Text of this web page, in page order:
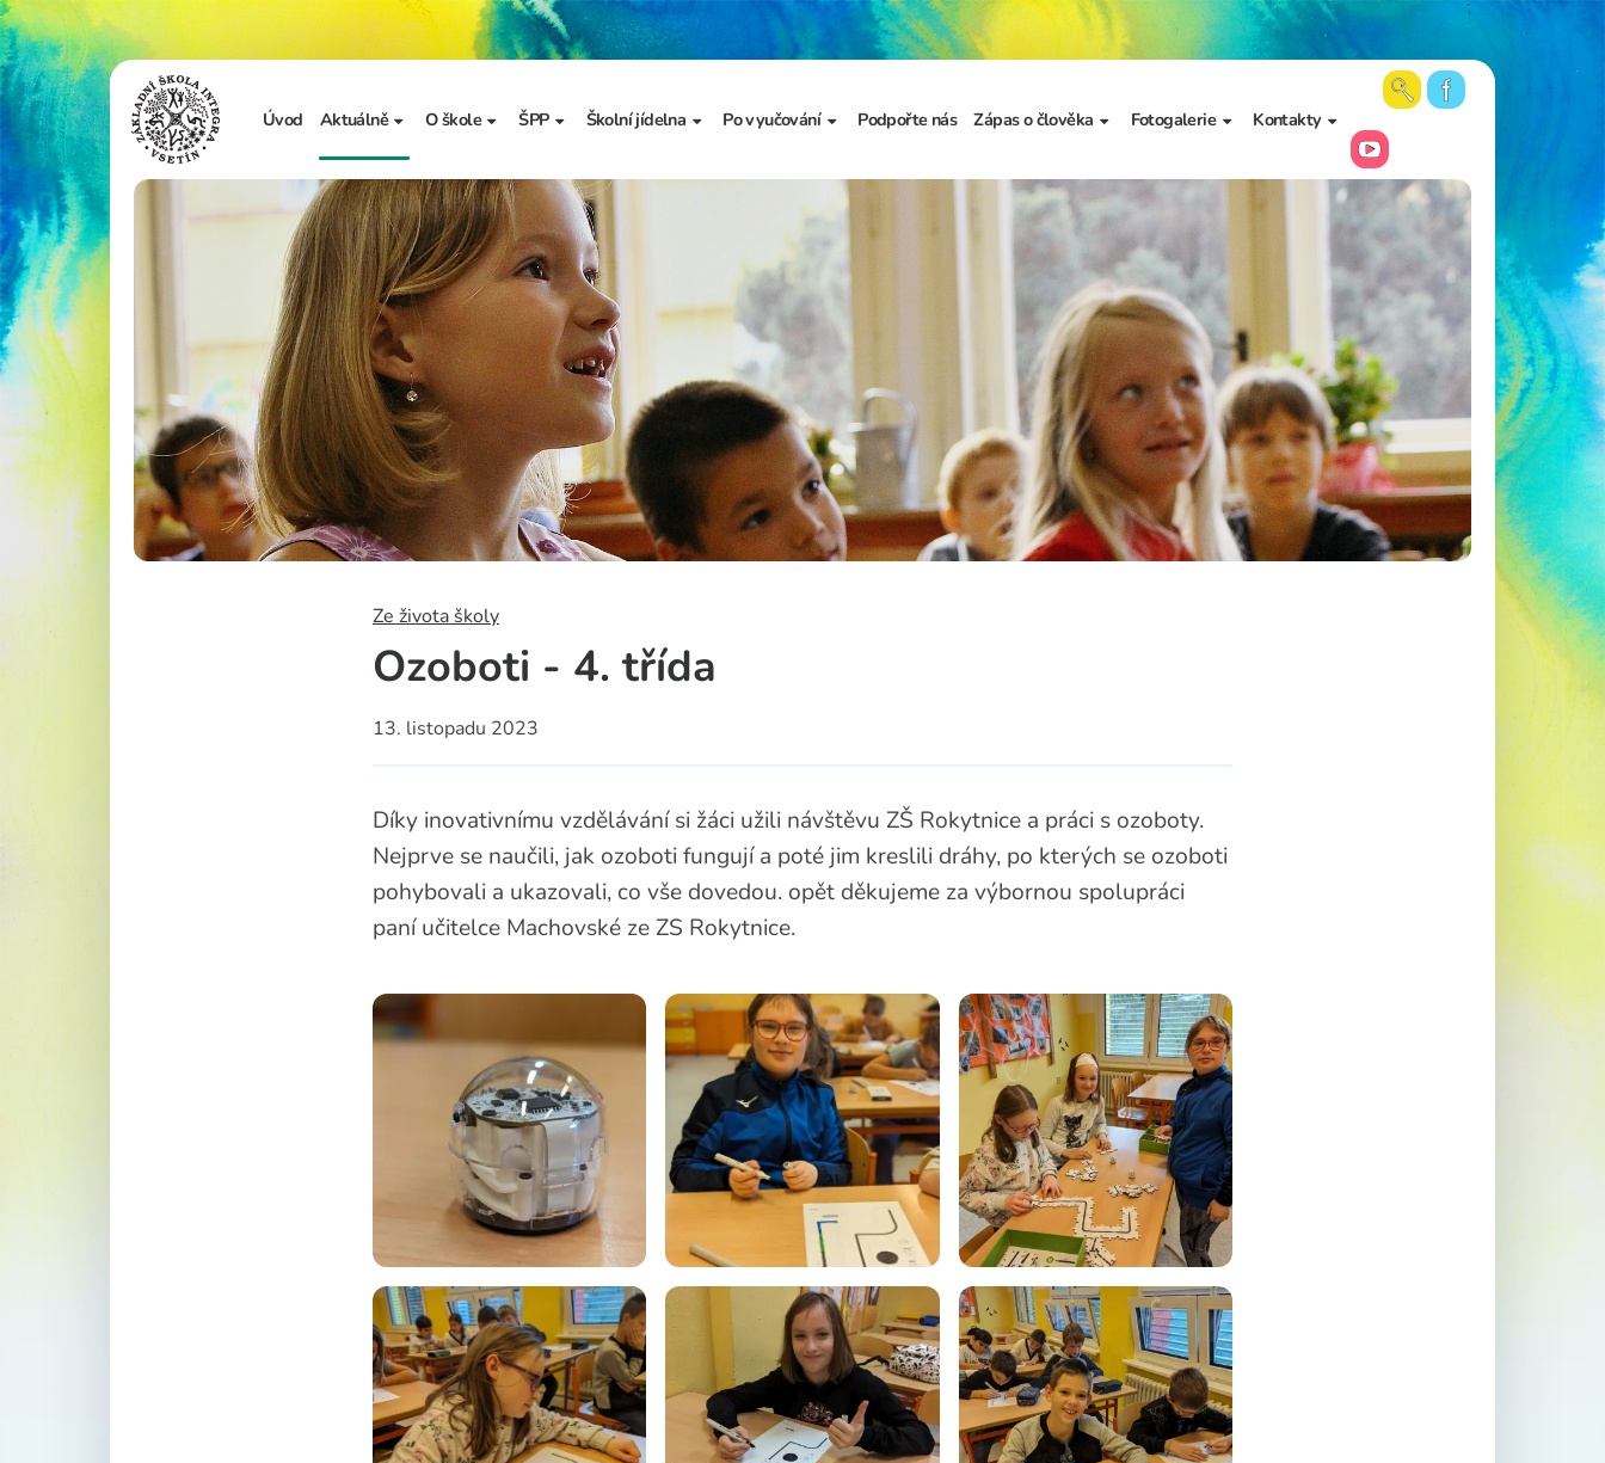
Úvod Aktuálně
Sdělení školy
Ze života školy
O škole
Základní informace
Úřední deska
Vzdělávání a výchova
Zápis do 1. třídy
Školní dokumenty
Realizované projekty
Adopce na dálku
Školská rada
ŠPP
Základní informace
Dokumenty školního
metodika prevence
Školní jídelna
Jídelníček
Po vyučování
Školní družina
Školní klub
Kroužky
Bellhop čipový systém
Podpořte nás Zápas o člověka
Prezentace školy a
výzkumu
Fotogalerie
Aktuální fotky
Archiv fotogalerií
Kontakty
Vedení školy
Kancelář školy
Zájmové vzdělávání
Školní poradenské
pracoviště
Učitelé
Asistenti pedagoga
Napište nám
Ze života školy
Ozoboti - 4. třída
13. listopadu 2023
Díky inovativnímu vzdělávání si žáci užili návštěvu ZŠ Rokytnice a práci s ozoboty.
Nejprve se naučili, jak ozoboti fungují a poté jim kreslili dráhy, po kterých se ozoboti
pohybovali a ukazovali, co vše dovedou. opět děkujeme za výbornou spolupráci
paní učitelce Machovské ze ZS Rokytnice.